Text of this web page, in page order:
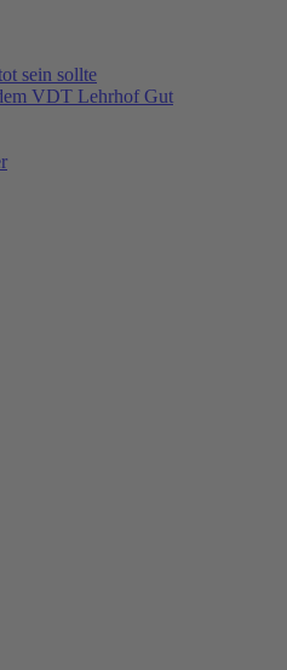
sein sollte
VDT Lehrhof Gut